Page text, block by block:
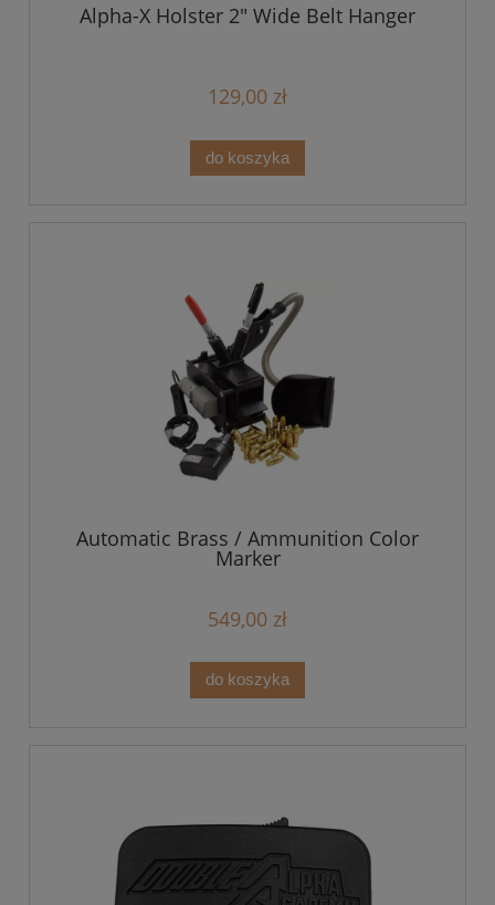
Alpha-X Holster 2" Wide Belt Hanger
129,00 zł
do koszyka
Automatic Brass / Ammunition Color
Marker
549,00 zł
do koszyka